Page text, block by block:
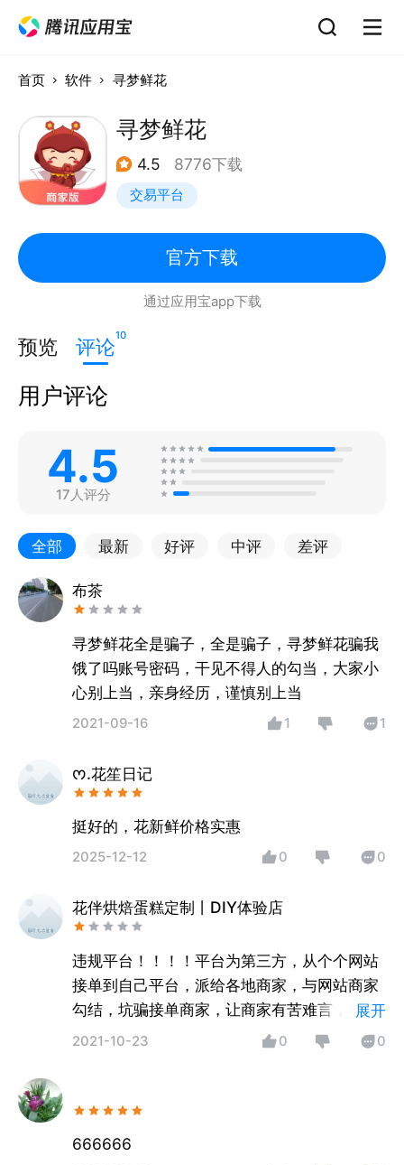
首页 软件 寻梦鲜花
寻梦鲜花
4.5 8776下载
交易平台
官方下载
通过应用宝app下载
预览 评论10
用户评论
4.5
17人评分
全部 最新 好评 中评 差评
布茶
寻梦鲜花全是骗子，全是骗子，寻梦鲜花骗我
饿了吗账号密码，干见不得人的勾当，大家小
心别上当，亲身经历，谨慎别上当
2021-09-16 1 1
ᰔ.花笙日记
挺好的，花新鲜价格实惠
2025-12-12 0 0
花伴烘焙蛋糕定制丨DIY体验店
违规平台！！！！平台为第三方，从个个网站
接单到自己平台，派给各地商家，与网站商家
勾结，坑骗接单商家，让商家有苦难言，**客
服多次打电话骚扰，辱骂，毫无尊严，**！
展开
2021-10-23 0 0
666666